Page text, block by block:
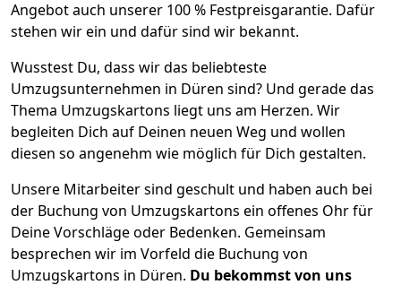
Angebot auch unserer 100 % Festpreisgarantie. Dafür
stehen wir ein und dafür sind wir bekannt.
Wusstest Du, dass wir das beliebteste
Umzugsunternehmen in Düren sind? Und gerade das
Thema Umzugskartons liegt uns am Herzen. Wir
begleiten Dich auf Deinen neuen Weg und wollen
diesen so angenehm wie möglich für Dich gestalten.
Unsere Mitarbeiter sind geschult und haben auch bei
der Buchung von Umzugskartons ein offenes Ohr für
Deine Vorschläge oder Bedenken. Gemeinsam
besprechen wir im Vorfeld die Buchung von
Umzugskartons in Düren. Du bekommst von uns